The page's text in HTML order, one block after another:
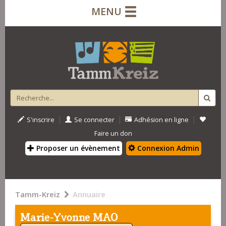
MENU
S'inscrire | Se connecter | Adhésion en ligne |
Faire un don
Proposer un évènement Connexion Admin
Tamm-Kreiz Annuaire
Marie-Yvonne MAO